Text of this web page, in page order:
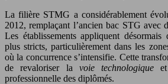
La filière STMG a considérablement
2012, remplaçant l’ancien bac STG avec
Les établissements appliquent désormais
plus stricts, particulièrement dans les
où la concurrence s’intensifie. Cette
de revaloriser la voie technologique
professionnelle des diplômés.